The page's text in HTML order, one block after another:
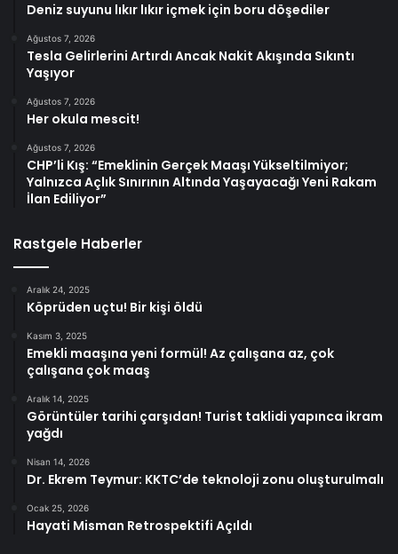
Deniz suyunu lıkır lıkır içmek için boru döşediler
Ağustos 7, 2026
Tesla Gelirlerini Artırdı Ancak Nakit Akışında Sıkıntı
Yaşıyor
Ağustos 7, 2026
Her okula mescit!
Ağustos 7, 2026
CHP’li Kış: “Emeklinin Gerçek Maaşı Yükseltilmiyor;
Yalnızca Açlık Sınırının Altında Yaşayacağı Yeni Rakam
İlan Ediliyor”
Rastgele Haberler
Aralık 24, 2025
Köprüden uçtu! Bir kişi öldü
Kasım 3, 2025
Emekli maaşına yeni formül! Az çalışana az, çok
çalışana çok maaş
Aralık 14, 2025
Görüntüler tarihi çarşıdan! Turist taklidi yapınca ikram
yağdı
Nisan 14, 2026
Dr. Ekrem Teymur: KKTC’de teknoloji zonu oluşturulmalı
Ocak 25, 2026
Hayati Misman Retrospektifi Açıldı